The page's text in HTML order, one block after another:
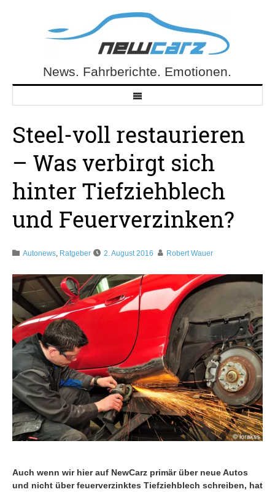
NewCarz.deNews. Fahrberichte. Emotionen.
Steel-voll restaurieren
– Was verbirgt sich
hinter Tiefziehblech
und Feuerverzinken?
Autonews, Ratgeber 2. August 2016 Robert Wauer
Auch wenn wir hier auf NewCarz primär über neue Autos
und nicht über feuerverzinktes Tiefziehblech schreiben, hat